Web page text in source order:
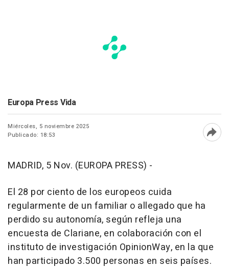
Europa Press Vida
Miércoles, 5 noviembre 2025
Publicado: 18:53
MADRID, 5 Nov. (EUROPA PRESS) -
El 28 por ciento de los europeos cuida
regularmente de un familiar o allegado que ha
perdido su autonomía, según refleja una
encuesta de Clariane, en colaboración con el
instituto de investigación OpinionWay, en la que
han participado 3.500 personas en seis países.